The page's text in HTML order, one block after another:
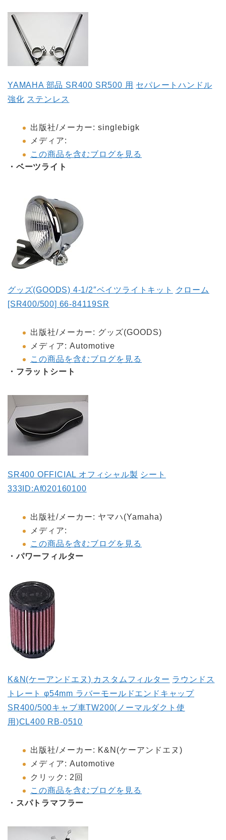
YAMAHA 部品 SR400 SR500 用 セパレートハンドル
強化 ステンレス
出版社/ メーカー: singlebigk
メディア:
この商品を含むブログを見る
・ベーツライト
グッズ(GOODS) 4-1/2″ベイツライトキット
クローム
[SR400/500] 66-84119SR
出版社/ メーカー: グッズ(GOODS)
メディア: Automotive
この商品を含むブログを見る
・フラットシート
SR400 OFFICIAL オフィシャル製 シート
333ID:Af020160100
出版社/ メーカー: ヤマハ(Yamaha)
メディア:
この商品を含むブログを見る
・パワーフィルター
K&N(ケーアンドエヌ ) カスタムフィルター ラウンドス
トレート φ54mm ラバーモールドエンドキャップ
SR400/500キャブ車TW200( ノーマルダクト使
用 )CL400 RB-0510
出版社/メーカー: K&N(ケーアンドエヌ)
メディア: Automotive
クリック : 2回
この商品を含むブログを見る
・スパトラマフラー